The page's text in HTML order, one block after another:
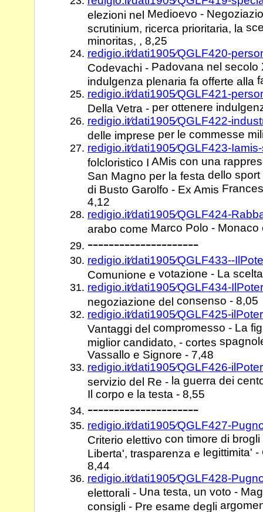
elezioni nel Medioevo -
scrutinium, ricerca prioritaria, la
minoritas, , 8,25
redigio.it⁄dati1905⁄QGLF420-
Codevachi - Padovana nel secolo
indulgenza plenaria fa offerte alla
redigio.it⁄dati1905⁄QGLF421-
Della Vetra - per ottenere
redigio.it⁄dati1905⁄QGLF422-
delle imprese per le commesse
redigio.it⁄dati1905⁄QGLF423-
folcloristico I AMis con una
San Magno per la festa dello
di Busto Garolfo - Ex Amis
4,12
redigio.it⁄dati1905⁄QGLF424-
arabo come Marco Polo - Monaco
---------------------
redigio.it⁄dati1905⁄QGLF433--
Comunione e votazione - La
redigio.it⁄dati1905⁄QGLF434-
negoziazione del consenso - 8,05
redigio.it⁄dati1905⁄QGLF425-
Vantaggi del compromesso - La
miglior candidato, - cortes
Vassallo e Signore - 7,48
redigio.it⁄dati1905⁄QGLF426-
servizio del Re - la guerra dei
Il corpo e la testa - 8,55
---------------------
redigio.it⁄dati1905⁄QGLF427-
Criterio elettivo con timore di
Liberta', trasparenza e legittimita' -
8,44
redigio.it⁄dati1905⁄QGLF428-
elettorali - Una testa, un voto -
consigli - Pre esame degli